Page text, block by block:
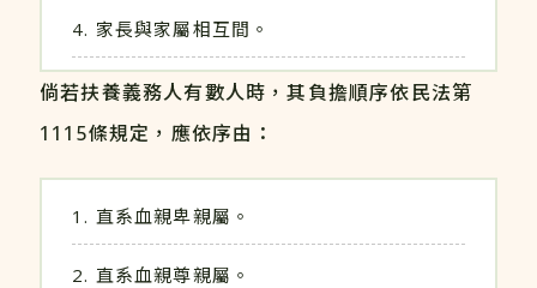
家長與家屬相互間。
倘若扶養義務人有數人時，其負擔順序依民法第
1115條規定，應依序由：
直系血親卑親屬。
直系血親尊親屬。